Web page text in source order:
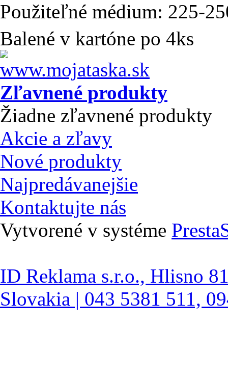
Použiteľné médium: 225-
Balené v kartóne po 4ks
Zľavnené produkty
Žiadne zľavnené produkty
Akcie a zľavy
Nové produkty
Najpredávanejšie
Kontaktujte nás
Vytvorené v systéme
ID Reklama s.r.o., Hlisno
Slovakia | 043 5381 511,